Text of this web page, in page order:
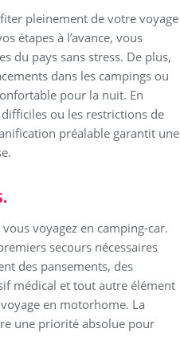
pleinement de votre voyage
étapes à l’avance, vous
du pays sans stress. De plus,
dans les campings ou
pour la nuit. En
ou les restrictions de
préalable garantit une
voyagez en camping-car.
secours nécessaires
des pansements, des
médical et tout autre élément
en motorhome. La
une priorité absolue pour